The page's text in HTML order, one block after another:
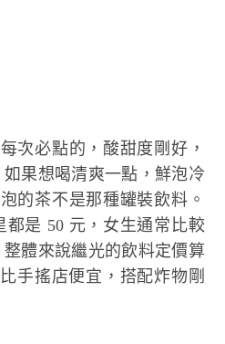
次必點的，酸甜度剛好，
果想喝清爽一點，鮮泡冷
的茶不是那種罐裝飲料。
都是 50 元，女生通常比較
體來說繼光的飲料定價算
手搖店便宜，搭配炸物剛